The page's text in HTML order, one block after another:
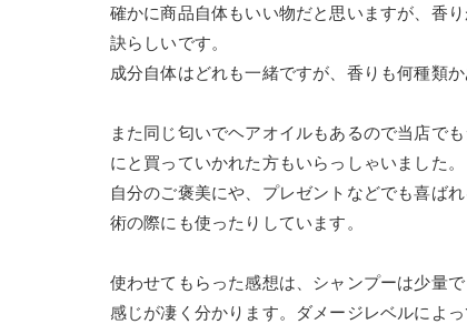
確かに商品自体もいい物だと思いますが、香
訣らしいです。
成分自体はどれも一緒ですが、香りも何種類
また同じ匂いでヘアオイルもあるので当店で
にと買っていかれた方もいらっしゃいました。
自分のご褒美にや、プレゼントなどでも喜ば
術の際にも使ったりしています。
使わせてもらった感想は、シャンプーは少量
感じが凄く分かります。ダメージレベルによ